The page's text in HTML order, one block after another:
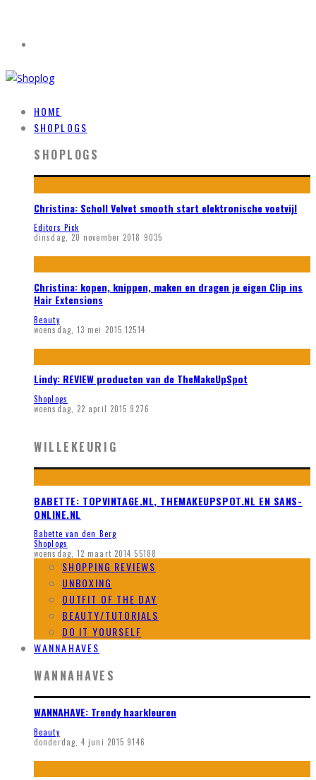
HOME
SHOPLOGS
SHOPLOGS
Christina: Scholl Velvet smooth start elektronische voetvijl
Editors Pick
dinsdag, 20 november 2018 9035
Christina: kopen, knippen, maken en dragen je eigen Clip ins
Hair Extensions
Beauty
woensdag, 13 mei 2015 12514
Lindy: REVIEW producten van de TheMakeUpSpot
Shoplogs
woensdag, 22 april 2015 9276
WILLEKEURIG
BABETTE: TOPVINTAGE.NL, THEMAKEUPSPOT.NL EN SANS-
ONLINE.NL
Babette van den Berg
Shoplogs
woensdag, 12 maart 2014 55188
SHOPPING REVIEWS
UNBOXING
OUTFIT OF THE DAY
BEAUTY/TUTORIALS
DO IT YOURSELF
WANNAHAVES
WANNAHAVES
WANNAHAVE: Trendy haarkleuren
Beauty
donderdag, 4 juni 2015 9146